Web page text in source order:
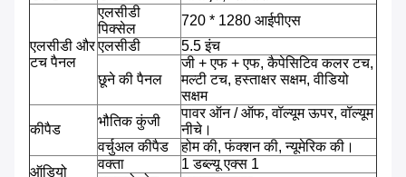
एलसीडी और
टच पैनल
एलसीडी
पिक्सेल
720 * 1280 आईपीएस
एलसीडी
5.5 इंच
छूने की पैनल
जी + एफ + एफ, कैपेसिटिव कलर टच,
मल्टी टच, हस्ताक्षर सक्षम, वीडियो
सक्षम
कीपैड
भौतिक कुंजी
पावर ऑन / ऑफ, वॉल्यूम ऊपर, वॉल्यूम
नीचे।
वर्चुअल कीपैड
होम की, फंक्शन की, न्यूमेरिक की।
ऑडियो
वक्ता
1 डब्ल्यू एक्स 1